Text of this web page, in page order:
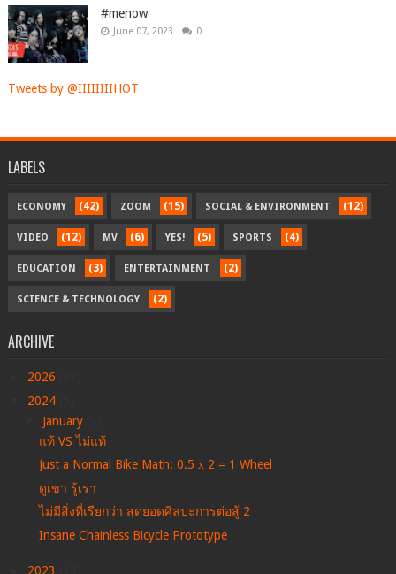
#menow
June 07, 2023 0
Tweets by @IIIIIIIIHOT
LABELS
ECONOMY (42) ZOOM (15) SOCIAL & ENVIRONMENT (12)
VIDEO (12) MV (6) YES! (5) SPORTS (4)
EDUCATION (3) ENTERTAINMENT (2)
SCIENCE & TECHNOLOGY (2)
ARCHIVE
2026
2024
January
แท้ VS ไม่แท้
Just a Normal Bike Math: 0.5 х 2 = 1 Wheel
ดูเขา รู้เรา
ไม่มีสิ่งที่เรียกว่า สุดยอดศิลปะการต่อสู้ 2
Insane Chainless Bicycle Prototype
2023